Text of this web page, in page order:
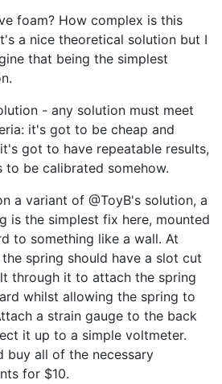
foam? How complex is this
a nice theoretical solution but I
that being the simplest
- any solution must meet
it's got to be cheap and
got to have repeatable results,
to be calibrated somehow.
a variant of @ToyB's solution, a
is the simplest fix here, mounted
to something like a wall. At
spring should have a slot cut
through it to attach the spring
whilst allowing the spring to
a strain gauge to the back
it up to a simple voltmeter.
buy all of the necessary
for $10.